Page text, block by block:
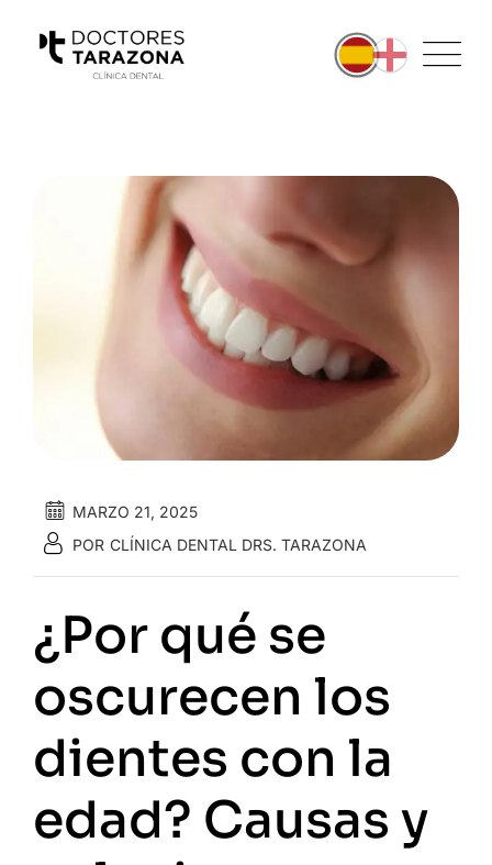
MARZO 21, 2025
POR CLÍNICA DENTAL DRS. TARAZONA
¿Por qué se
oscurecen los
dientes con la
edad? Causas y